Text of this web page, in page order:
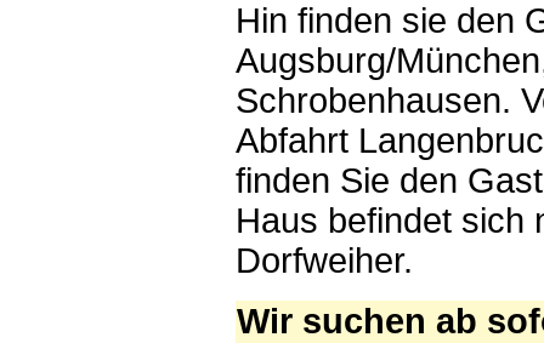
Hin finden sie den
Augsburg/
Schrobenhausen.
Abfahrt
finden Sie den
Haus befindet sich
Dorfweiher.
Wir suchen ab